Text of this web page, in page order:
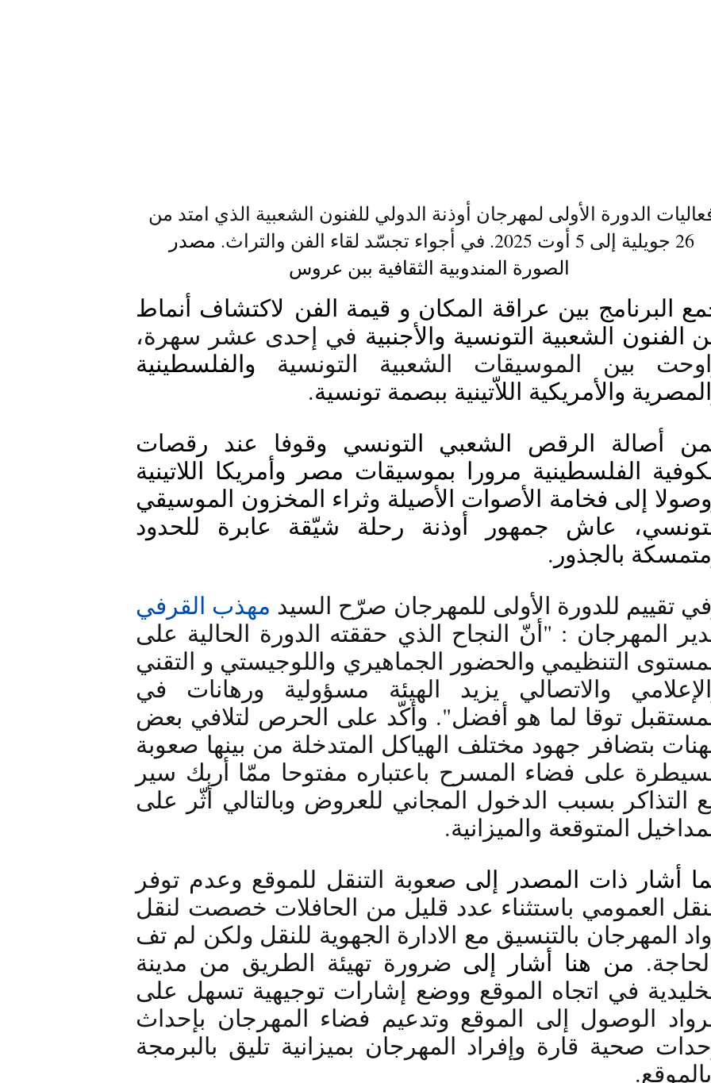
الدورة الأولى لمهرجان أوذنة الدولي للفنون الشعبية الذي امتد من
26 جويلية إلى 5 أوت 2025. في أجواء تجسّد لقاء الفن والتراث.
مصدر
الصورة المندوبية الثقافية ببن عروس
البرنامج بين عراقة المكان و قيمة الفن
الفنون الشعبية التونسية والأجنبية
بين الموسيقات الشعبية التونسية
والأمريكية اللاّتينية ببصمة تونسية.
بالجذور.
تقييم للدورة الأولى للمهرجان صرّح السيد مهذب القرفي
المتوقعة والميزانية.
أشار ذات المصدر إلى
من هنا أشار إلى